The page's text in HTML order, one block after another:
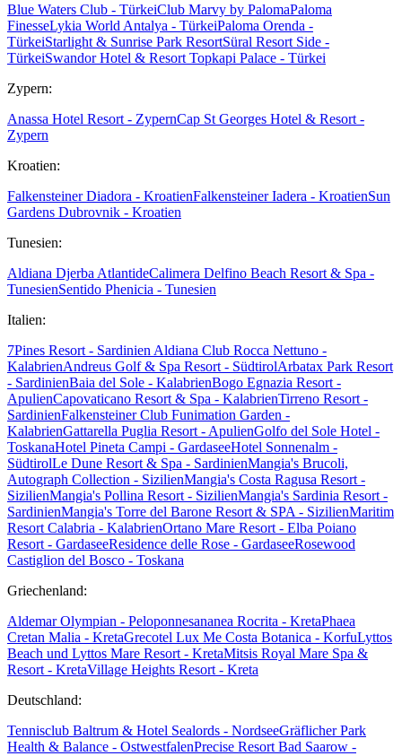
Blue Waters Club - TürkeiClub Marvy by PalomaPaloma
FinesseLykia World Antalya - TürkeiPaloma Orenda -
TürkeiStarlight & Sunrise Park ResortSüral Resort Side -
TürkeiSwandor Hotel & Resort Topkapi Palace - Türkei
Zypern:
Anassa Hotel Resort - ZypernCap St Georges Hotel & Resort -
Zypern
Kroatien:
Falkensteiner Diadora - KroatienFalkensteiner Iadera - KroatienSun
Gardens Dubrovnik - Kroatien
Tunesien:
Aldiana Djerba AtlantideCalimera Delfino Beach Resort & Spa -
TunesienSentido Phenicia - Tunesien
Italien:
7Pines Resort - Sardinien Aldiana Club Rocca Nettuno -
KalabrienAndreus Golf & Spa Resort - SüdtirolArbatax Park Resort
- SardinienBaia del Sole - KalabrienBogo Egnazia Resort -
ApulienCapovaticano Resort & Spa - KalabrienTirreno Resort -
SardinienFalkensteiner Club Funimation Garden -
KalabrienGattarella Puglia Resort - ApulienGolfo del Sole Hotel -
ToskanaHotel Pineta Campi - GardaseeHotel Sonnenalm -
SüdtirolLe Dune Resort & Spa - SardinienMangia's Brucoli,
Autograph Collection - SizilienMangia's Costa Ragusa Resort -
SizilienMangia's Pollina Resort - SizilienMangia's Sardinia Resort -
SardinienMangia's Torre del Barone Resort & SPA - SizilienMaritim
Resort Calabria - KalabrienOrtano Mare Resort - Elba Poiano
Resort - GardaseeResidence delle Rose - GardaseeRosewood
Castiglion del Bosco - Toskana
Griechenland:
Aldemar Olympian - Peloponnesananea Rocrita - KretaPhaea
Cretan Malia - KretaGrecotel Lux Me Costa Botanica - KorfuLyttos
Beach und Lyttos Mare Resort - KretaMitsis Royal Mare Spa &
Resort - KretaVillage Heights Resort - Kreta
Deutschland:
Tennisclub Baltrum & Hotel Sealords - NordseeGräflicher Park
Health & Balance - OstwestfalenPrecise Resort Bad Saarow -